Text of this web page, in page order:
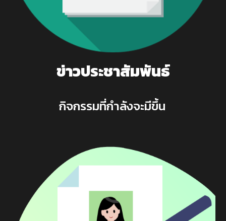
ข่าวประชาสัมพันธ์
กิจกรรมที่กำลังจะมีขึ้น